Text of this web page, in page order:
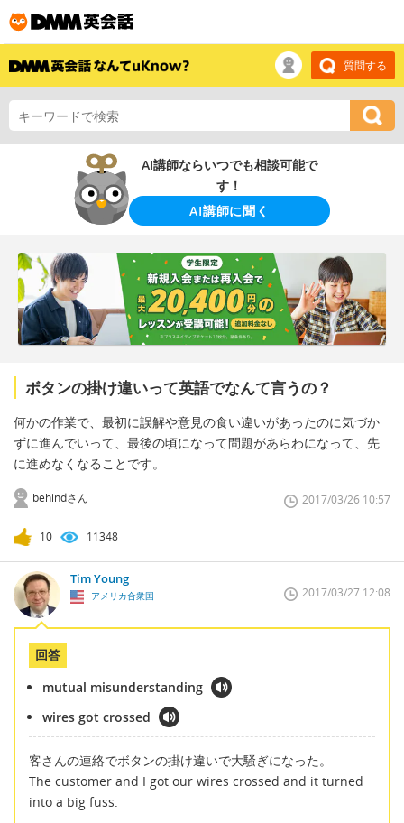
質問する
AI講師ならいつでも相談可能で
す！
AI講師に聞く
ボタンの掛け違いって英語でなんて言うの？
何かの作業で、最初に誤解や意見の食い違いがあったのに気づか
ずに進んでいって、最後の頃になって問題があらわになって、先
に進めなくなることです。
behindさん 2017/03/26 10:57
10 11348
Tim Young
アメリカ合衆国 2017/03/27 12:08
回答
mutual misunderstanding
wires got crossed
客さんの連絡でボタンの掛け違いで大騒ぎになった。
The customer and I got our wires crossed and it turned
into a big fuss.